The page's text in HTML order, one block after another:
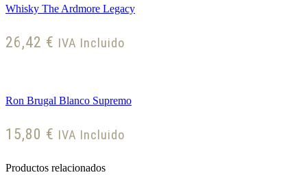
Whisky The Ardmore Legacy
26,42 € IVA Incluido
Ron Brugal Blanco Supremo
15,80 € IVA Incluido
Productos relacionados